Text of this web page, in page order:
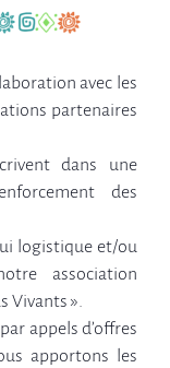
avec les
partenaires
dans une
des
logistique et/ou
association
Vivants ».
appels d’offres
apportons les